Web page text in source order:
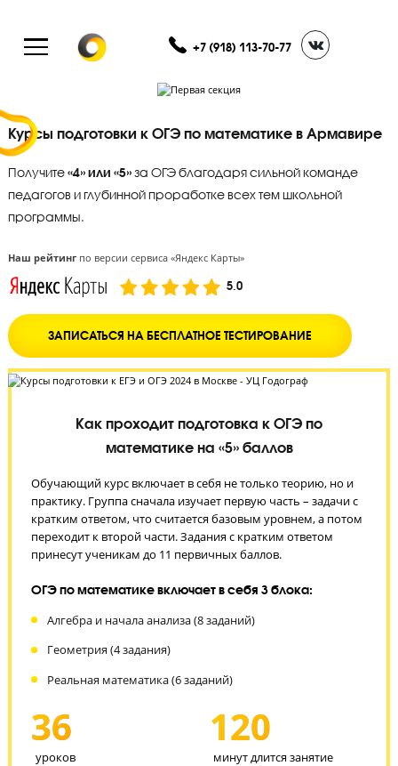
+7 (918) 113-70-77
Курсы подготовки к ОГЭ по математике в
Получите«4» или «5»за ОГЭ благодаря сильной команде
педагогов и глубинной проработке всех тем школьной
Наш рейтингпо версии сервиса «Яндекс Карты»
5.0
ЗАПИСАТЬСЯ НА БЕСПЛАТНОЕ ТЕСТИРОВАНИЕ
математике на «5» баллов
Обучающий курс включает в себя не только теорию, но и
практику. Группа сначала изучает первую часть – задачи с
переходит к второй части. Задания с кратким ответом
принесут ученикам до 11 первичных баллов.
ОГЭ по математике включает в себя 3 блока:
Алгебра и начала анализа (8 заданий)
Геометрия (4 задания)
Реальная математика (6 заданий)